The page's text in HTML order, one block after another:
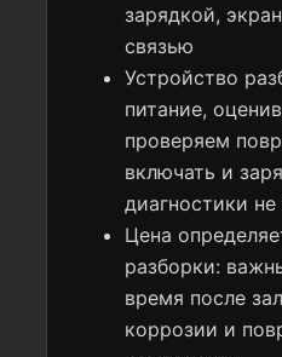
зарядкой,
связью
Устройство
питание,
проверяем
включать и
диагностики не
Цена
разборки:
время после
коррозии и